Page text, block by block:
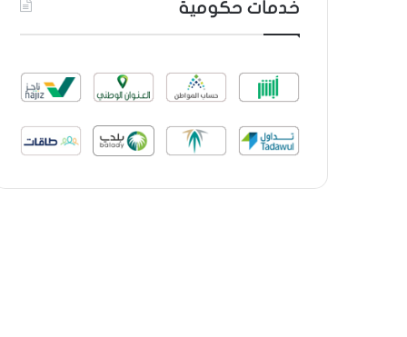
خدمات حكومية